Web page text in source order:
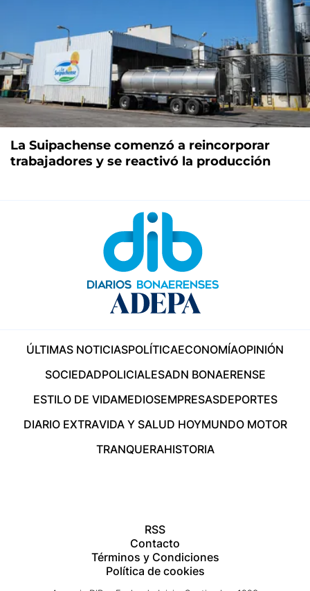
La Suipachense comenzó a reincorporar
trabajadores y se reactivó la producción
ÚLTIMAS NOTICIASPOLÍTICAECONOMÍAOPINIÓN
SOCIEDADPOLICIALESADN BONAERENSE
ESTILO DE VIDAMEDIOSEMPRESASDEPORTES
DIARIO EXTRAVIDA Y SALUD HOYMUNDO MOTOR
TRANQUERAHISTORIA
RSS
Contacto
Términos y Condiciones
Política de cookies